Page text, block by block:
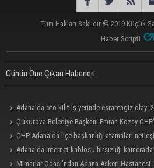
Tüm Hakları Saklıdır © 2019 Küçük
Haber Scripti
Günün Öne Çıkan Haberleri
Adana’da oto kilit iş yerinde esrarengiz olay:
Çukurova Belediye Başkanı Emrah Kozay
CHP Adana’da ilçe başkanlığı atamaları
Adana’da internet kablosu hırsızlığı
internet erişimi kesildi
Mimarlar Odası’ndan Adana Askeri Hastanesi